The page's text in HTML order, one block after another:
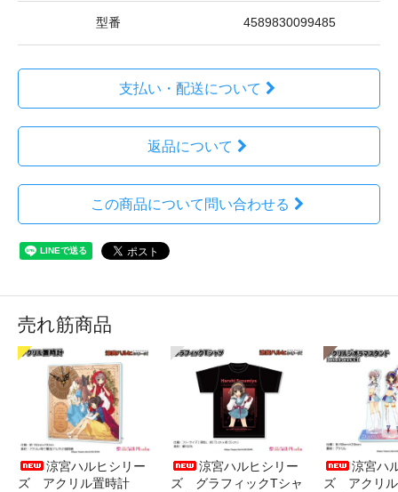
型番 4589830099485
支払い・配送について
返品について
この商品について問い合わせる
売れ筋商品
涼宮ハルヒシリー
ズ アクリル置時計
涼宮ハルヒシリー
ズ グラフィックTシャ
涼宮ハ
ズ アクリル